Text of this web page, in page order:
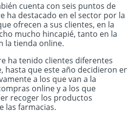
cuenta con seis puntos de
ha destacado en el sector por la
ofrecen a sus clientes, en la
mucho hincapié, tanto en la
la tienda online.
ha tenido clientes diferentes
hasta que este año decidieron
a los que van a la
online y a los que
recoger los productos
las farmacias.